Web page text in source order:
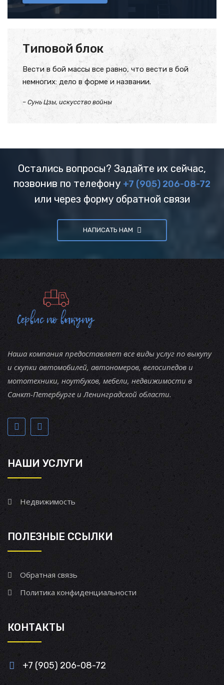
Типовой блок
Вести в бой массы все равно, что вести в бой
немногих: дело в форме и названии.
– Сунь Цзы, искусство войны
Остались вопросы? Задайте их сейчас,
позвонив по телефону +7 (905) 206-08-72
или через форму обратной связи
НАПИСАТЬ НАМ
Наша компания предоставляет все виды услуг по выкупу
и скупки автомобилей, автономеров, велосипедов и
мототехники, ноутбуков, мебели, недвижимости в
Санкт-Петербурге и Ленинградской области.
НАШИ УСЛУГИ
Недвижимость
ПОЛЕЗНЫЕ ССЫЛКИ
Обратная связь
Политика конфиденциальности
КОНТАКТЫ
+7 (905) 206-08-72